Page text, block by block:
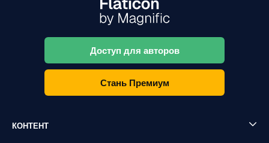
Доступ для авторов
Стань Премиум
КОНТЕНТ